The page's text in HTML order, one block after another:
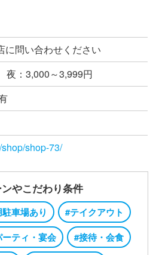
問い合わせください
：3,000～3,999円
shop-73/
やこだわり条件
車場あり
#テイクアウト
ーティ・宴会
#接待・会食